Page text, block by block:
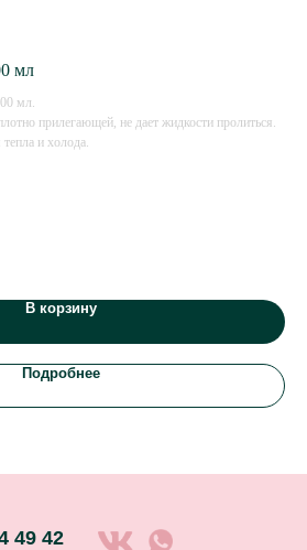
мл
мл.
прилегающей, не дает жидкости пролиться.
и холода.
В корзину
Подробнее
49 42